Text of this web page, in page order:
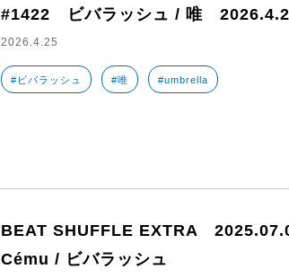
#1422 ビバラッシュ / 唯
2026.4.25
#ビバラッシュ #唯 #umbrella
BEAT SHUFFLE EXTRA
Cému / ビバラッシュ